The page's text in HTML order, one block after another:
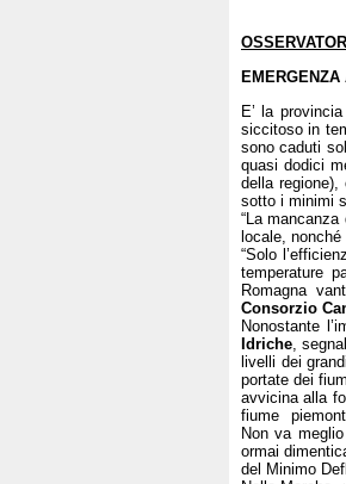
E’ la
siccitoso in
sono caduti
quasi dodici
della
sotto i minimi
“La
locale,
“Solo
temperature
Romagna
Consorzio
Nonostante
Idriche,
livelli dei
portate dei
avvicina alla
fiume
Non va
ormai
del Minimo